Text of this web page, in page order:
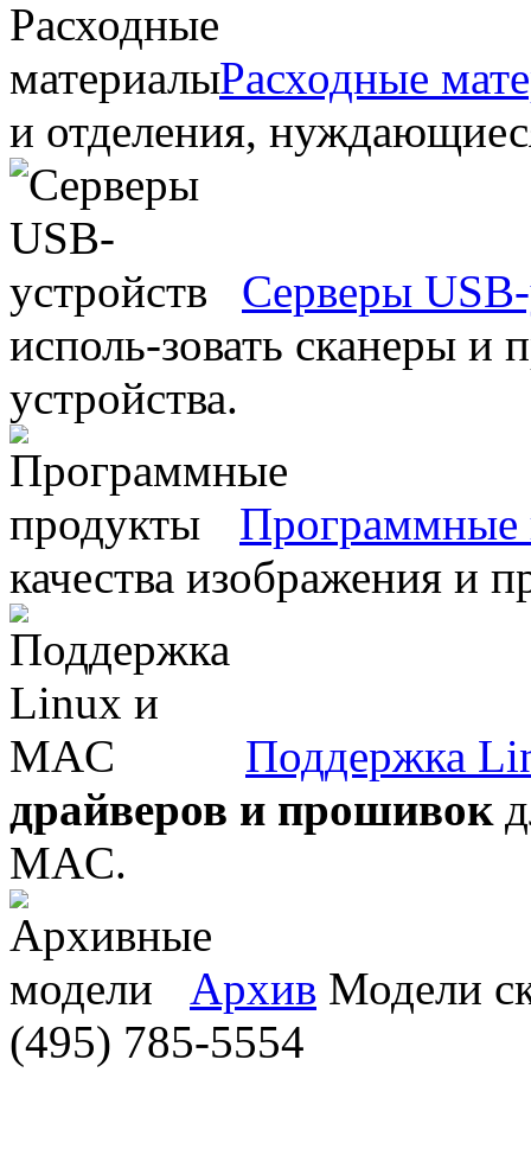
Расходные
и отделения,
Серверы
исполь-зовать сканеры и
устройства.
Программные
качества изображения и
Поддержка
драйверов и прошивок
MAC.
Архив Модели
(495) 785-5554